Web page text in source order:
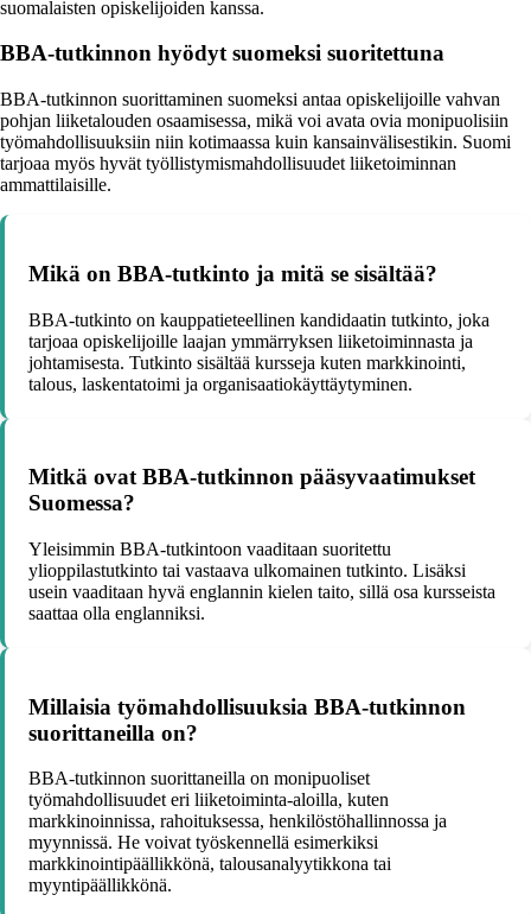
suomalaisten opiskelijoiden kanssa.
BBA-tutkinnon hyödyt suomeksi suoritettuna
BBA-tutkinnon suorittaminen suomeksi antaa opiskelijoille vahvan
pohjan liiketalouden osaamisessa, mikä voi avata ovia monipuolisiin
työmahdollisuuksiin niin kotimaassa kuin kansainvälisestikin. Suomi
tarjoaa myös hyvät työllistymismahdollisuudet liiketoiminnan
ammattilaisille.
Mikä on BBA-tutkinto ja mitä se sisältää?
BBA-tutkinto on kauppatieteellinen kandidaatin tutkinto, joka
tarjoaa opiskelijoille laajan ymmärryksen liiketoiminnasta ja
johtamisesta. Tutkinto sisältää kursseja kuten markkinointi,
talous, laskentatoimi ja organisaatiokäyttäytyminen.
Mitkä ovat BBA-tutkinnon pääsyvaatimukset
Suomessa?
Yleisimmin BBA-tutkintoon vaaditaan suoritettu
ylioppilastutkinto tai vastaava ulkomainen tutkinto. Lisäksi
usein vaaditaan hyvä englannin kielen taito, sillä osa kursseista
saattaa olla englanniksi.
Millaisia työmahdollisuuksia BBA-tutkinnon
suorittaneilla on?
BBA-tutkinnon suorittaneilla on monipuoliset
työmahdollisuudet eri liiketoiminta-aloilla, kuten
markkinoinnissa, rahoituksessa, henkilöstöhallinnossa ja
myynnissä. He voivat työskennellä esimerkiksi
markkinointipäällikkönä, talousanalyytikkona tai
myyntipäällikkönä.